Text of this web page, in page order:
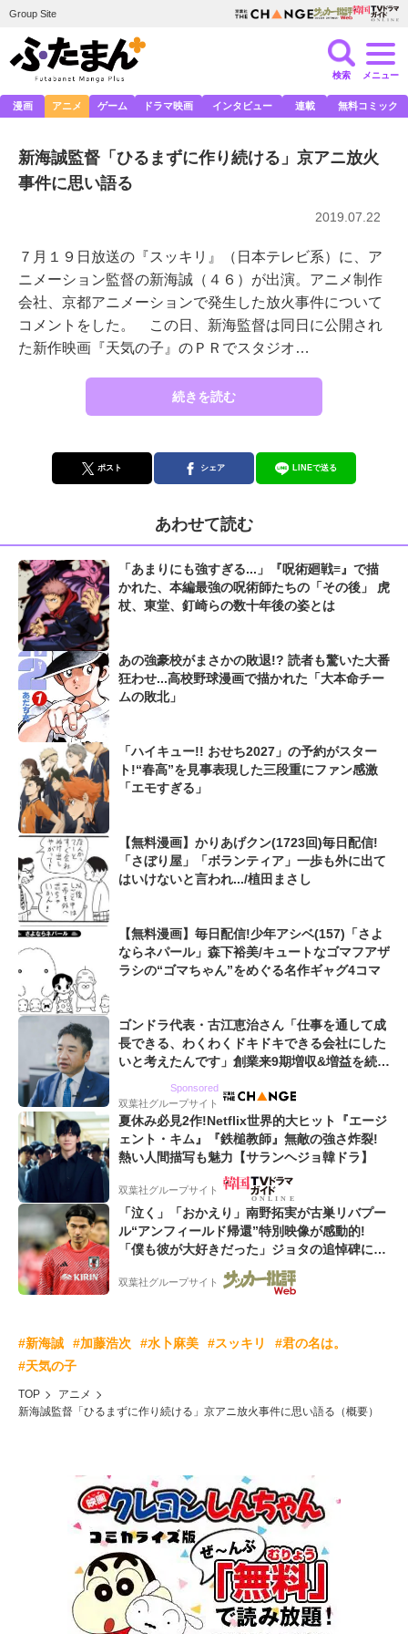
Group Site
検索 メニュー
漫画 アニメ ゲーム ドラマ映画 インタビュー 連載 無料コミック
新海誠監督「ひるまずに作り続ける」京アニ放火
事件に思い語る
2019.07.22
７月１９日放送の『スッキリ』（日本テレビ系）に、ア
ニメーション監督の新海誠（４６）が出演。アニメ制作
会社、京都アニメーションで発生した放火事件について
コメントをした。 この日、新海監督は同日に公開され
た新作映画『天気の子』のＰＲでスタジオ…
続きを読む
ポスト シェア LINEで送る
あわせて読む
「あまりにも強すぎる...」『呪術廻戦≡』で描
かれた、本編最強の呪術師たちの「その後」 虎
杖、東堂、釘崎らの数十年後の姿とは
あの強豪校がまさかの敗退!? 読者も驚いた大番
狂わせ...高校野球漫画で描かれた「大本命チー
ムの敗北」
「ハイキュー!! おせち2027」の予約がスター
ト!“春高”を見事表現した三段重にファン感激
「エモすぎる」
【無料漫画】かりあげクン(1723回)毎日配信!
「さぼり屋」「ボランティア」一歩も外に出て
はいけないと言われ.../植田まさし
【無料漫画】毎日配信!少年アシベ(157)「さよ
ならネパール」森下裕美/キュートなゴマフアザ
ラシの“ゴマちゃん”をめぐる名作ギャグ4コマ
ゴンドラ代表・古江恵治さん「仕事を通して成
長できる、わくわくドキドキできる会社にした
いと考えたんです」創業来9期増収&増益を続け
Sponsored
双葉社グループサイト
夏休み必見2作!Netflix世界的大ヒット『エージ
ェント・キム』『鉄槌教師』無敵の強さ炸裂!
熱い人間描写も魅力【サランヘジョ韓ドラ】
双葉社グループサイト
「泣く」「おかえり」南野拓実が古巣リバプー
ル“アンフィールド帰還”特別映像が感動的!
「僕も彼が大好きだった」ジョタの追悼碑にも
献花!「胸が熱くなります...」
双葉社グループサイト
#新海誠 #加藤浩次 #水卜麻美 #スッキリ
#君の名は。
#天気の子
TOP
アニメ
新海誠監督「ひるまずに作り続ける」京アニ放火事件に思い語る（概要）